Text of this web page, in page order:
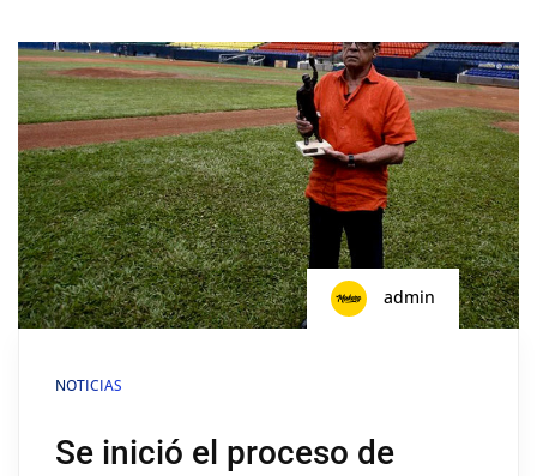
admin
NOTICIAS
Se inició el proceso de